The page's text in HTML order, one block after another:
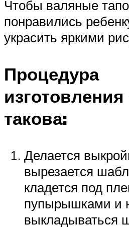
Чтобы валяные
понравились
украсить яркими
Процедура
изготовления
такова:
Делается
вырезается
кладется под
пупырышками и
выкладываться